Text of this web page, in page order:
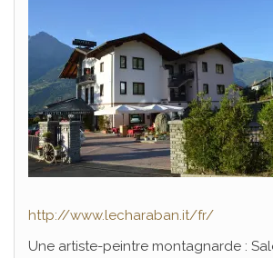
http://www.lecharaban.it/fr/
Une artiste-peintre montagnarde :